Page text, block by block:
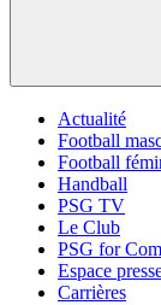
Actualité
Football
Football
Handball
PSG TV
Le Club
PSG for
Espace
Carrières